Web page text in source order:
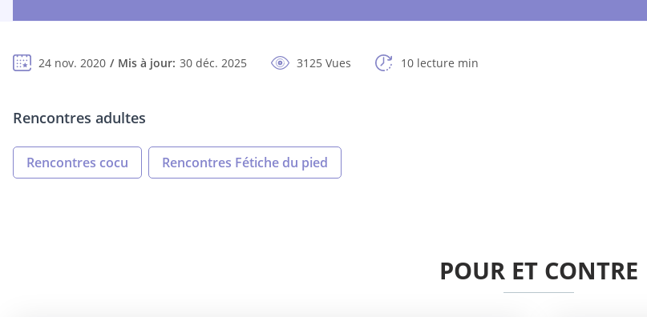
24 nov. 2020 Mis à jour: 30 déc. 2025 3125 Vues 10 lecture min
Rencontres adultes
Rencontres cocu Rencontres Fétiche du pied
POUR ET CONTRE